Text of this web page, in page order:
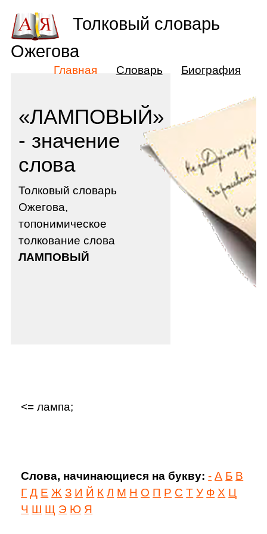
«ЛАМПОВЫЙ»
- значение
слова
Толковый словарь
Ожегова,
топонимическое
толкование слова
ЛАМПОВЫЙ
<= лампа;
Слова, начинающиеся на букву: - А Б В
Г Д Е Ж З И Й К Л М Н О П Р С Т У Ф Х Ц
Ч Ш Щ Э Ю Я
Толковый словарь
Ожегова
Главная Словарь Биография